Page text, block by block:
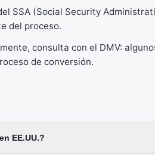
SSA (Social Security
del proceso.
consulta con el DMV:
de conversión.
EE.UU.?